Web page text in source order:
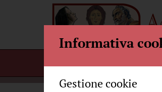
Informativa
Gestione cookie